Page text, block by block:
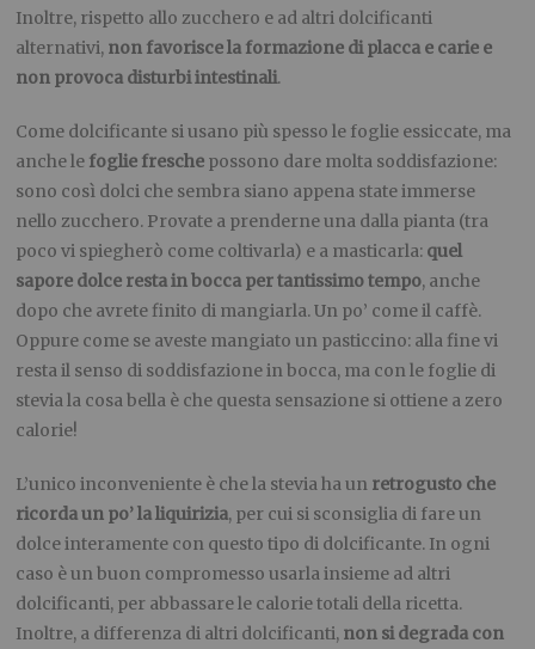
Inoltre, rispetto allo zucchero e ad altri dolcificanti
alternativi, non favorisce la formazione di placca e carie e
non provoca disturbi intestinali.
Come dolcificante si usano più spesso le foglie essiccate, ma
anche le foglie fresche possono dare molta soddisfazione:
sono così dolci che sembra siano appena state immerse
nello zucchero. Provate a prenderne una dalla pianta (tra
poco vi spiegherò come coltivarla) e a masticarla: quel
sapore dolce resta in bocca per tantissimo tempo, anche
dopo che avrete finito di mangiarla. Un po’ come il caffè.
Oppure come se aveste mangiato un pasticcino: alla fine vi
resta il senso di soddisfazione in bocca, ma con le foglie di
stevia la cosa bella è che questa sensazione si ottiene a zero
calorie!
L’unico inconveniente è che la stevia ha un retrogusto che
ricorda un po’ la liquirizia, per cui si sconsiglia di fare un
dolce interamente con questo tipo di dolcificante. In ogni
caso è un buon compromesso usarla insieme ad altri
dolcificanti, per abbassare le calorie totali della ricetta.
Inoltre, a differenza di altri dolcificanti, non si degrada con